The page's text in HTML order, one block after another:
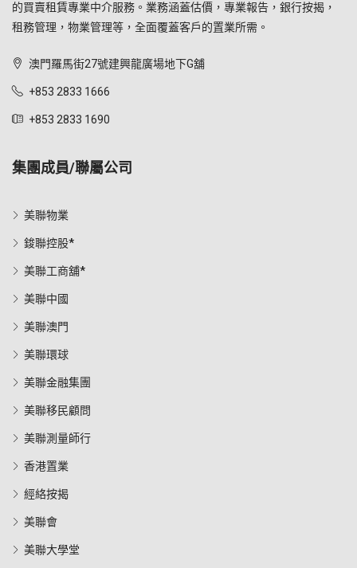
的買賣租賃專業中介服務。業務涵蓋估價，專業報告，銀行按揭，
租務管理，物業管理等，全面覆蓋客戶的置業所需。
澳門羅馬街27號建興龍廣場地下G舖
+853 2833 1666
+853 2833 1690
集團成員/聯屬公司
美聯物業
鋑聯控股*
美聯工商舖*
美聯中國
美聯澳門
美聯環球
美聯金融集團
美聯移民顧問
美聯測量師行
香港置業
經絡按揭
美聯會
美聯大學堂